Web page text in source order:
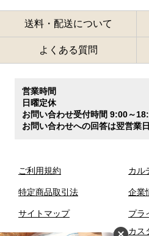
送料・配送について
よくある質問
営業時間
日曜定休
お問い合わせ受付時間 9:00～
お問い合わせへの回答は翌営業
ご利用規約
特定商品取引法
サイトマップ
カル
企業
プラ
カス